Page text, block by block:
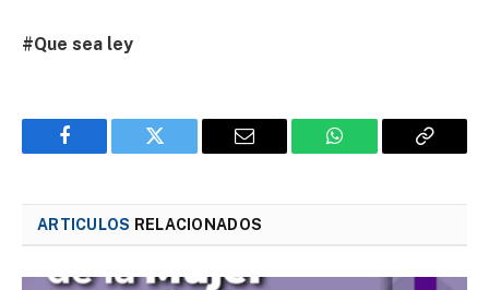
#Que sea ley
Facebook Twitter Email WhatsApp Copy
ARTICULOS RELACIONADOS